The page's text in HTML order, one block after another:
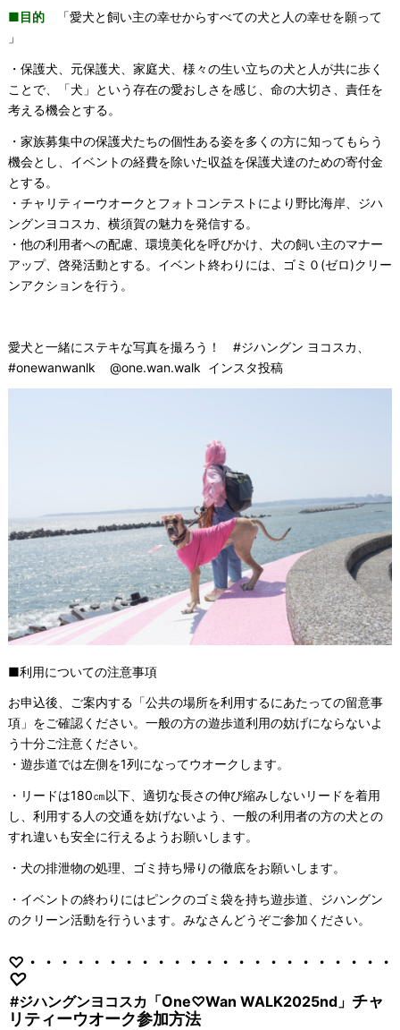
■目的
「愛犬と飼い主の幸せからすべての犬と人の幸せを願って
」
・保護犬、元保護犬、家庭犬、様々の生い立ちの犬と人が共に歩く
ことで、「犬」という存在の愛おしさを感じ、命の大切さ、責任を
考える機会とする。
・家族募集中の保護犬たちの個性ある姿を多くの方に知ってもらう
機会とし、イベントの経費を除いた収益を保護犬達のための寄付金
とする。
・チャリティーウオークとフォトコンテストにより野比海岸、ジハ
ングンヨコスカ、横須賀の魅力を発信する。
・他の利用者への配慮、環境美化を呼びかけ、犬の飼い主のマナー
アップ、啓発活動とする。イベント終わりには、ゴミ０(ゼロ)クリー
ンアクションを行う。
愛犬と一緒にステキな写真を撮ろう！ #ジハングン ヨコスカ、
#onewanwanlk @one.wan.walk インスタ投稿
■利用についての注意事項
お申込後、ご案内する「公共の場所を利用するにあたっての留意事
項」をご確認ください。一般の方の遊歩道利用の妨げにならないよ
う十分ご注意ください。
・遊歩道では左側を1列になってウオークします。
・リードは180㎝以下、適切な長さの伸び縮みしないリードを着用
し、利用する人の交通を妨げないよう、一般の利用者の方の犬との
すれ違いも安全に行えるようお願いします。
・犬の排泄物の処理、ゴミ持ち帰りの徹底をお願いします。
・イベントの終わりにはピンクのゴミ袋を持ち遊歩道、ジハングン
のクリーン活動を行ういます。みなさんどうぞご参加ください。
♡・・・・・・・・・・・・・・・・・・・・・・・
♡
#ジハングンヨコスカ「One♡Wan WALK2025nd」 チャ
リティーウオーク参加方法